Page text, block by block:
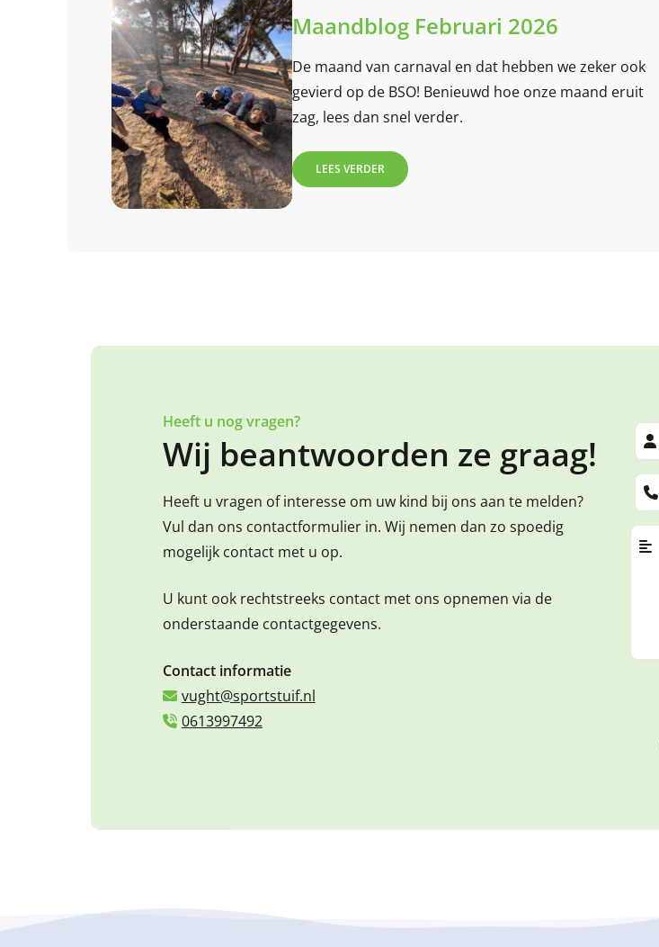
Maandblog Februari 2026
De maand van carnaval en dat hebben we zeker ook
gevierd op de BSO! Benieuwd hoe onze maand eruit
zag, lees dan snel verder.
LEES VERDER
Heeft u nog vragen?
Wij beantwoorden ze graag!
Heeft u vragen of interesse om uw kind bij ons aan te melden?
Vul dan ons contactformulier in. Wij nemen dan zo spoedig
mogelijk contact met u op.
U kunt ook rechtstreeks contact met ons opnemen via de
onderstaande contactgegevens.
Contact informatie
vught@sportstuif.nl
0613997492